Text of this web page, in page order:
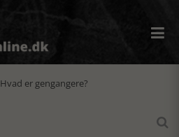
Hvad er gengangere?
